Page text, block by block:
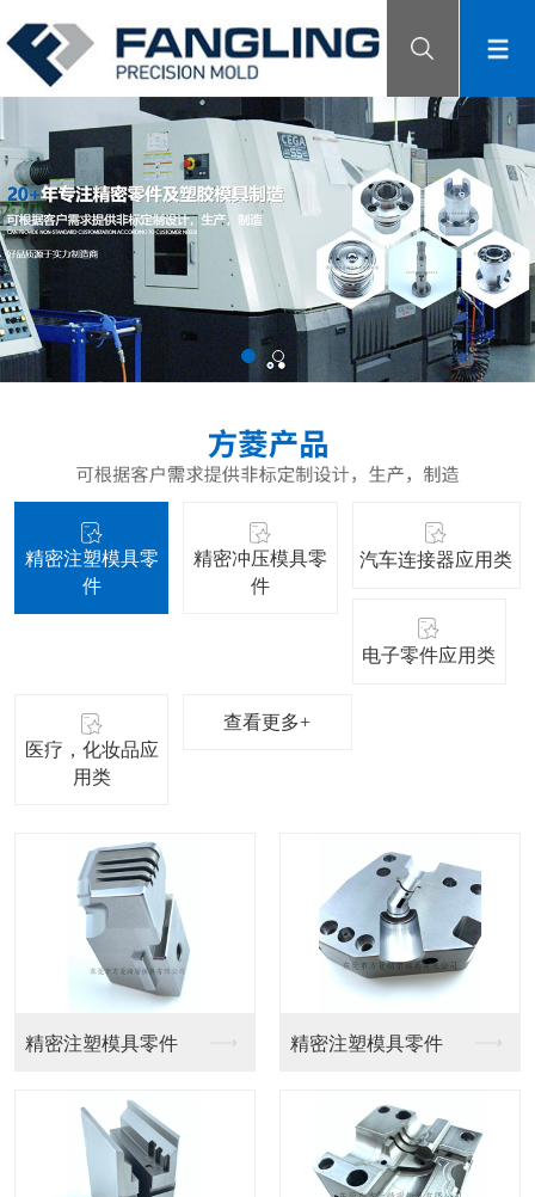
精密注塑模具零
件
精密冲压模具零
件
汽车连接器应用类
电子零件应用类
医疗，化妆品应
用类
查看更多+